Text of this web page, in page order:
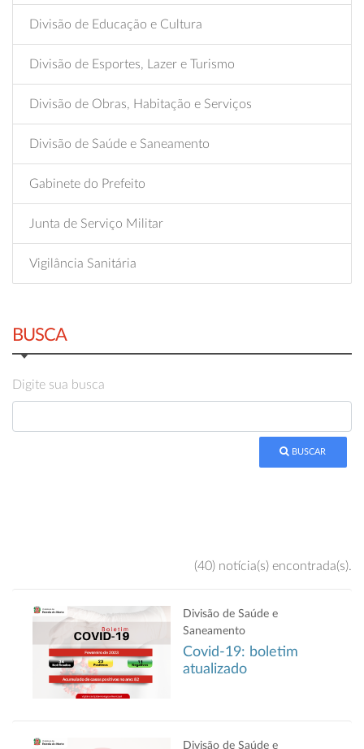
Divisão de Educação e Cultura
Divisão de Esportes, Lazer e Turismo
Divisão de Obras, Habitação e Serviços
Divisão de Saúde e Saneamento
Gabinete do Prefeito
Junta de Serviço Militar
Vigilância Sanitária
BUSCA
Digite sua busca
BUSCAR
(40) notícia(s) encontrada(s).
Divisão de Saúde e
Saneamento
Covid-19: boletim
atualizado
Divisão de Saúde e